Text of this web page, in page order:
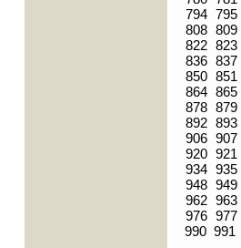
794 795
808 809
822 823
836 837
850 851
864 865
878 879
892 893
906 907
920 921
934 935
948 949
962 963
976 977
990 991